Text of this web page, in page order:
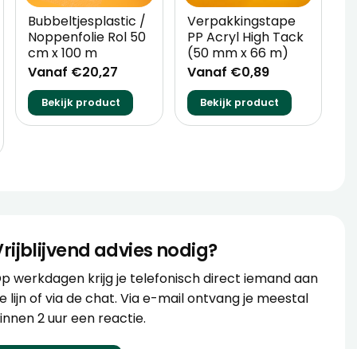
Bubbeltjesplastic /
Noppenfolie Rol 50
cm x 100 m
Vanaf €20,27
Bekijk product
Verpakkingstape
PP Acryl High Tack
(50 mm x 66 m)
Vanaf €0,89
Bekijk product
advies nodig?
werkdagen krijg je telefonisch direct iemand aan
lijn of via de chat. Via e-mail ontvang je meestal
2 uur een reactie.